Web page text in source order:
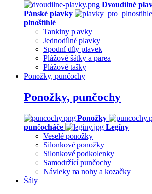
Dvoudílné
Pánské plavky
plnoštíhlé
Tankiny plavky
Jednodílné plavky
Spodní díly plavek
Plážové šátky a parea
Plážové tašky
Ponožky, punčochy
Ponožky, punčochy
Ponožky
punčocháče
Legíny
Veselé ponožky
Silonkové ponožky
Silonkové podkolenky
Samodržící punčochy
Návleky na nohy a kozačky
Šály